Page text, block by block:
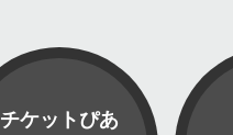
チケットぴあ